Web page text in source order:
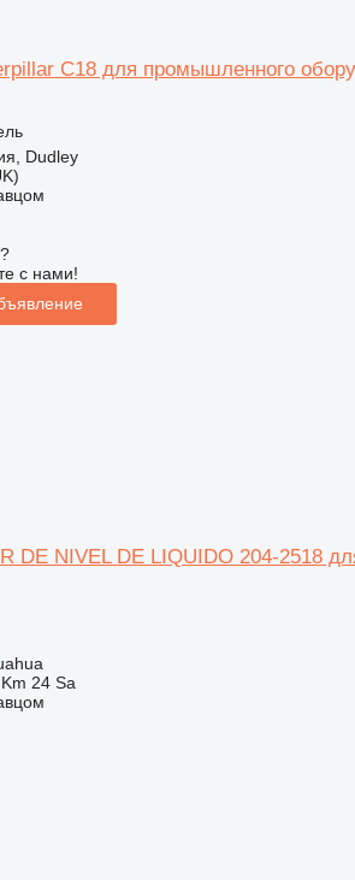
C18 для промышленного
Dudley
с нами!
DE NIVEL DE LIQUIDO 204-2518
24 Sa